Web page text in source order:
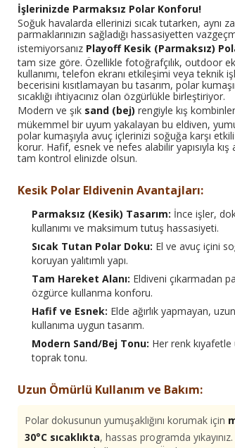
İşlerinizde Parmaksız Polar Konforu!
Soğuk havalarda ellerinizi sıcak tutarken, aynı
parmaklarınızın sağladığı hassasiyetten
istemiyorsanız Playoff Kesik (Parmaksız)
tam size göre. Özellikle fotoğrafçılık, outdoor
kullanımı, telefon ekranı etkileşimi veya teknik
becerisini kısıtlamayan bu tasarım, polar
sıcaklığı ihtiyacınız olan özgürlükle birleştiriyor.
Modern ve şık sand (bej) rengiyle kış
mükemmel bir uyum yakalayan bu eldiven,
polar kumaşıyla avuç içlerinizi soğuğa karşı
korur. Hafif, esnek ve nefes alabilir yapısıyla
tam kontrol elinizde olsun.
Kesik Polar Eldivenin Avantajları:
Parmaksız (Kesik) Tasarım: İnce işler,
kullanımı ve maksimum tutuş hassasiyeti.
Sıcak Tutan Polar Doku: El ve avuç içini
koruyan yalıtımlı yapı.
Tam Hareket Alanı: Eldiveni çıkarmadan
özgürce kullanma konforu.
Hafif ve Esnek: Elde ağırlık yapmayan,
kullanıma uygun tasarım.
Modern Sand/Bej Tonu: Her renk kıyafetle
toprak tonu.
Uzun Ömürlü Kullanım ve Bakım:
Polar dokusunun yumuşaklığını korumak için
30°C sıcaklıkta, hassas programda yıkayınız.